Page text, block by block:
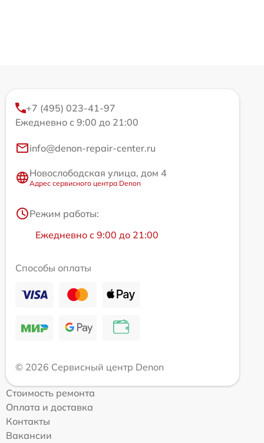
+7 (495) 023-41-97
Ежедневно с 9:00 до 21:00
info@denon-repair-center.ru
Новослободская улица, дом 4
Адрес сервисного центра Denon
Режим работы:
Ежедневно с 9:00 до 21:00
Способы оплаты
© 2026 Сервисный центр Denon
Стоимость ремонта
Оплата и доставка
Контакты
Вакансии